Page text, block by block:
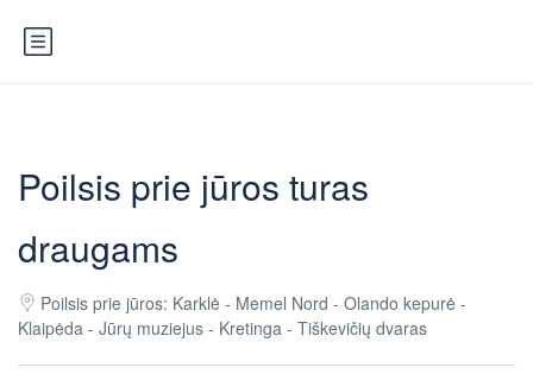
Poilsis prie jūros turas
draugams
Poilsis prie jūros: Karklė - Memel Nord - Olando kepurė -
Klaipėda - Jūrų muziejus - Kretinga - Tiškevičių dvaras